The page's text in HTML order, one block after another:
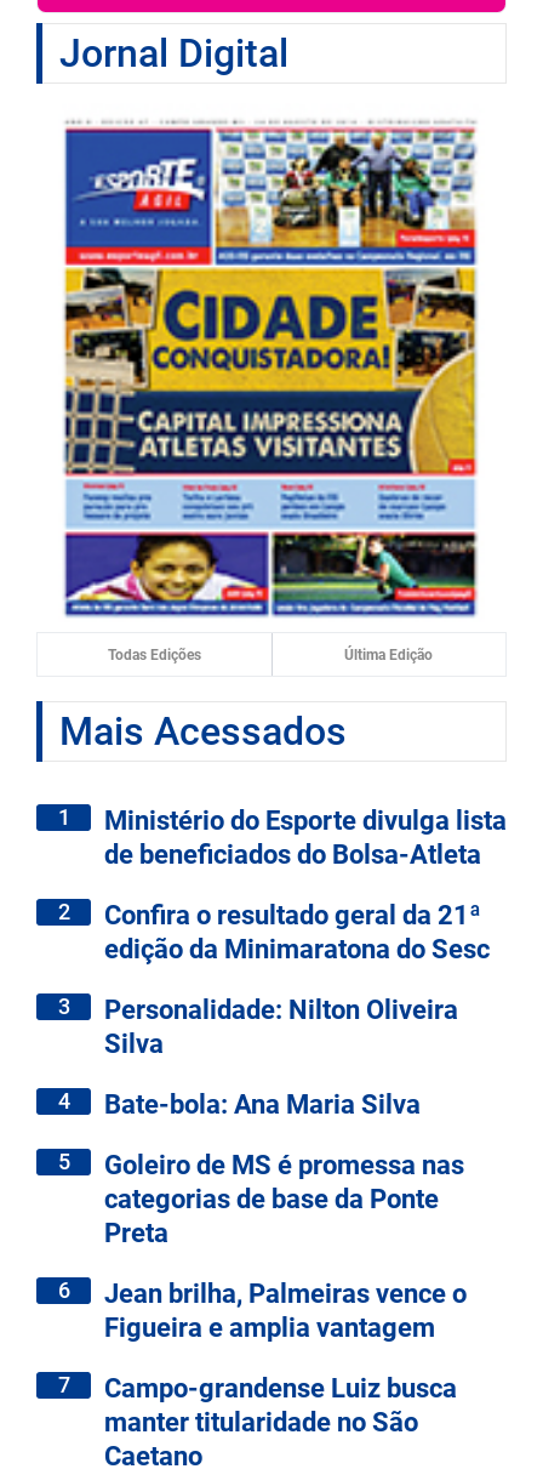
Jornal Digital
Todas Edições Última Edição
Mais Acessados
1
Ministério do Esporte divulga lista
de beneficiados do Bolsa-Atleta
2
Confira o resultado geral da 21ª
edição da Minimaratona do Sesc
3
Personalidade: Nilton Oliveira
Silva
4 Bate-bola: Ana Maria Silva
5
Goleiro de MS é promessa nas
categorias de base da Ponte
Preta
6
Jean brilha, Palmeiras vence o
Figueira e amplia vantagem
7
Campo-grandense Luiz busca
manter titularidade no São
Caetano